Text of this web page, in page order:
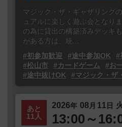
マジック・ザ・ギャザリング
ュアルに楽しく遊ぶ会となり
の為に貸出の構築済みデッキ
がある方は、統...
#初参加歓迎
#途中参加OK #
#松山市
#カードゲーム
#お
#途中抜けOK
#マジック・ザ
あと
11人
2026年 08 月 11日
13:00～